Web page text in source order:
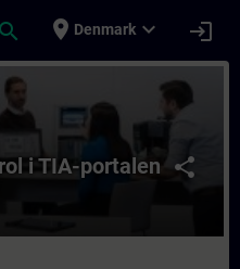
search place Denmark expand_more login
Control i TIA-
share
i TIA-portalen